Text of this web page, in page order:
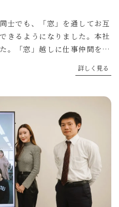
士でも、「窓」を通してお互
きるようになりました。本社
。「窓」越しに仕事仲間を見
なくても出社や退勤するタイ
きています。いい意味でお互
ているのではないでしょう
詳しく見る